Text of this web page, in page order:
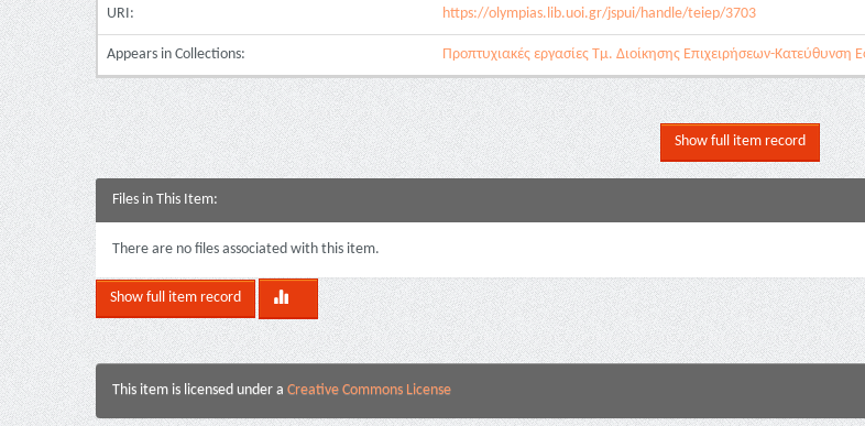
URI: https://olympias.lib.uoi.gr/jspui/handle/teiep/3703
Appears in Collections: Προπτυχιακές εργασίες Τμ. Διοίκησης Επιχειρήσεων-Κατεύθυνση
Show full item record
Files in This Item:
There are no files associated with this item.
Show full item record
This item is licensed under a Creative Commons License